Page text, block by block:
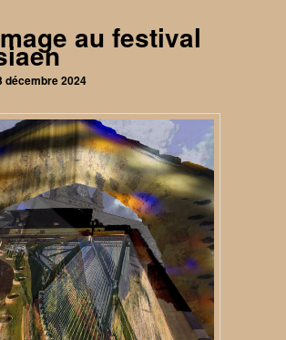
au festival
décembre 2024